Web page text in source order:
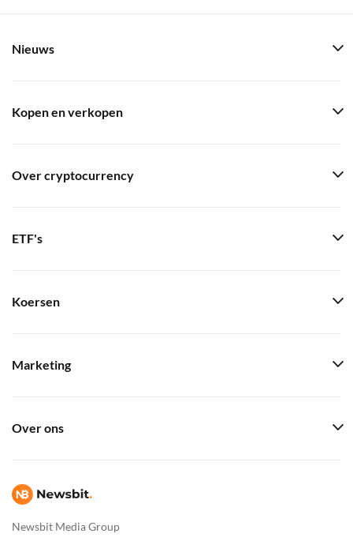
Newsbit Media Group
Nieuws
Kopen en verkopen
Over cryptocurrency
ETF's
Koersen
Marketing
Over ons